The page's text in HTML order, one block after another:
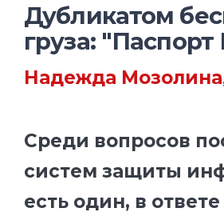
Дубликатом
груза:
Надежда Мозолина
Среди вопросов
систем защиты
есть один, в ответе